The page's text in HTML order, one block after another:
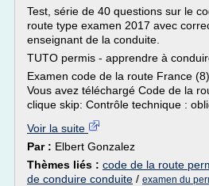
Test, série de 40 questions sur le
route type examen 2017 avec
enseignant de la conduite.
TUTO permis - apprendre à
Examen code de la route France
Vous avez téléchargé Code de la
clique skip: Contrôle technique :
Voir la suite
Par : Elbert Gonzalez
Thèmes liés : code de la route
de conduire conduite / examen du